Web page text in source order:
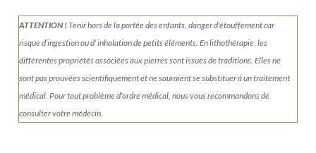
ATTENTION !Tenirhors de la portée des enfants, danger d'étouffement car
risque d’ingestion ou d’ inhalation de petits éléments.En lithothérapie, les
différentes propriétés associées aux pierres sont issues de traditions. Elles ne
sont pas prouvées scientifiquement et ne sauraient se substituer à un traitement
médical. Pour tout problème d'ordre médical, nous vous recommandons de
consulter votre médecin.